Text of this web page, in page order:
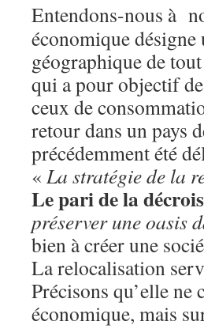
Entendons-nous à
économique
géographique de
qui a pour objectif
ceux de
retour dans un pays
précédemment été
« La stratégie de la
Le pari de la
préserver une oasis
bien à créer une
La relocalisation
Précisons qu’elle
économique, mais